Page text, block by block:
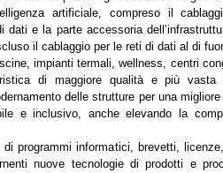
artificiale, compreso il
dati e la parte accessoria
il cablaggio per le reti di dati al di
impianti termali, wellness, centri
di maggiore qualità e più vasta
delle strutture per una
e inclusivo, anche elevando la
programmi informatici, brevetti,
nuove tecnologie di prodotti e